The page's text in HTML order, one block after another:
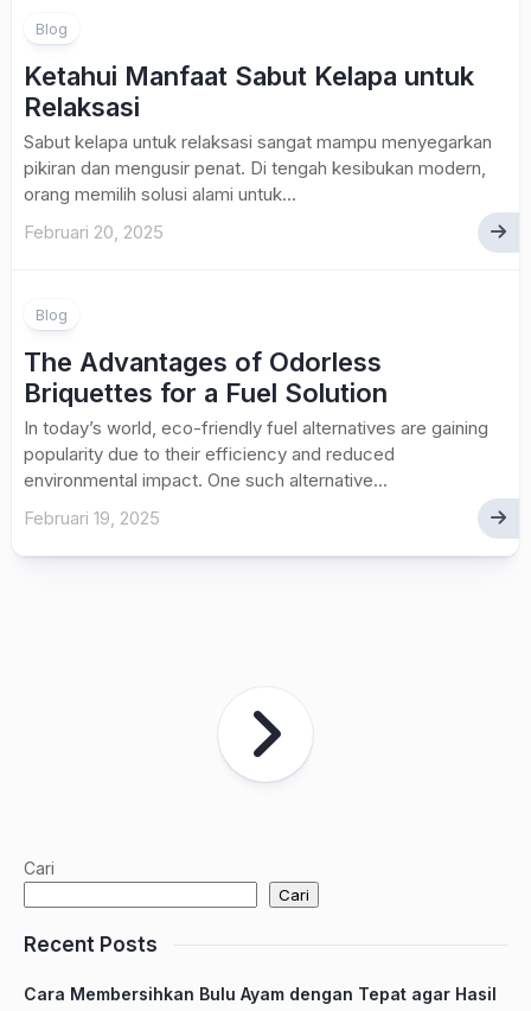
Blog
Ketahui Manfaat Sabut Kelapa untuk
Relaksasi
Sabut kelapa untuk relaksasi sangat mampu menyegarkan
pikiran dan mengusir penat. Di tengah kesibukan modern,
orang memilih solusi alami untuk...
Februari 20, 2025
Blog
The Advantages of Odorless
Briquettes for a Fuel Solution
In today’s world, eco-friendly fuel alternatives are gaining
popularity due to their efficiency and reduced
environmental impact. One such alternative...
Februari 19, 2025
Cari
Cari
Recent Posts
Cara Membersihkan Bulu Ayam dengan Tepat agar Hasil